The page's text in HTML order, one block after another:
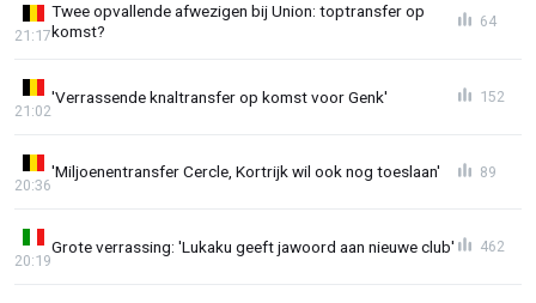
Twee opvallende afwezigen bij Union: toptransfer op
komst?
21:17
64
'Verrassende knaltransfer op komst voor Genk'
21:02
152
'Miljoenentransfer Cercle, Kortrijk wil ook nog toeslaan'
20:36
89
Grote verrassing: 'Lukaku geeft jawoord aan nieuwe club'
20:19
462